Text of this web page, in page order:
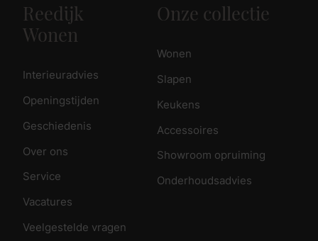
Reedijk
Wonen
Interieuradvies
Openingstijden
Geschiedenis
Over ons
Service
Vacatures
Veelgestelde vragen
Onze collectie
Wonen
Slapen
Keukens
Accessoires
Showroom opruiming
Onderhoudsadvies